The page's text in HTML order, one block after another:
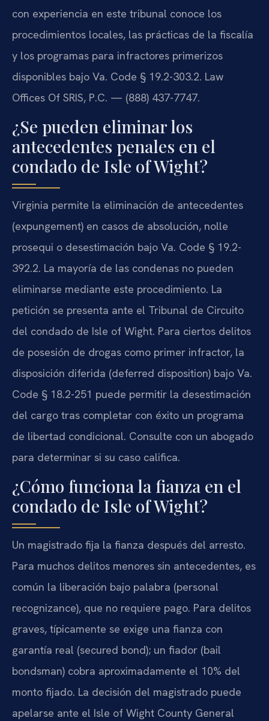
con experiencia en este tribunal conoce los
procedimientos locales, las prácticas de la fiscalía
y los programas para infractores primerizos
disponibles bajo Va. Code § 19.2-303.2. Law
Offices Of SRIS, P.C. — (888) 437-7747.
¿Se pueden eliminar los
antecedentes penales en el
condado de Isle of Wight?
Virginia permite la eliminación de antecedentes
(expungement) en casos de absolución, nolle
prosequi o desestimación bajo Va. Code § 19.2-
392.2. La mayoría de las condenas no pueden
eliminarse mediante este procedimiento. La
petición se presenta ante el Tribunal de Circuito
del condado de Isle of Wight. Para ciertos delitos
de posesión de drogas como primer infractor, la
disposición diferida (deferred disposition) bajo Va.
Code § 18.2-251 puede permitir la desestimación
del cargo tras completar con éxito un programa
de libertad condicional. Consulte con un abogado
para determinar si su caso califica.
¿Cómo funciona la fianza en el
condado de Isle of Wight?
Un magistrado fija la fianza después del arresto.
Para muchos delitos menores sin antecedentes, es
común la liberación bajo palabra (personal
recognizance), que no requiere pago. Para delitos
graves, típicamente se exige una fianza con
garantía real (secured bond); un fiador (bail
bondsman) cobra aproximadamente el 10% del
monto fijado. La decisión del magistrado puede
apelarse ante el Isle of Wight County General